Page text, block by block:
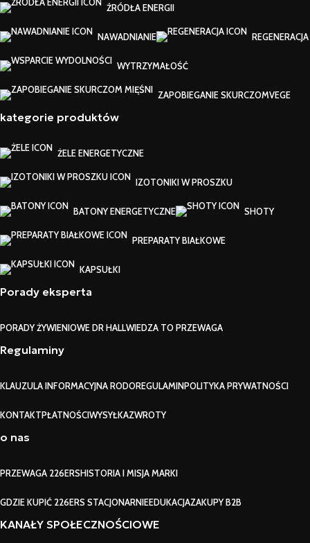
ŹRÓDŁA ENERGII
NAWADNIANIE REGENERACJA
WYTRZYMAŁOŚĆ
ZAPOBIEGANIE SKURCZOMVEGE
kategorie produktów
ŻELE ENERGETYCZNE
IZOTONIKI W PROSZKU
BATONY ENERGETYCZNE SHOTY
PREPARATY BIAŁKOWE
KAPSUŁKI
Porady eksperta
PORADY ŻYWIENIOWE DR HALLWIEDZA TO PRZEWAGA
Regulaminy
KLAUZULA INFORMACYJNA RODOREGULAMINPOLITYKA PRYWATNOŚCI
KONTAKTPŁATNOŚCIWYSYŁKAZWROTY
o nas
PRZEWAGA 226ERSHISTORIA I MISJA MARKI
GDZIE KUPIĆ 226ERS STACJONARNIEEDUKACJAZAKUPY B2B
KANAŁY SPOŁECZNOŚCIOWE